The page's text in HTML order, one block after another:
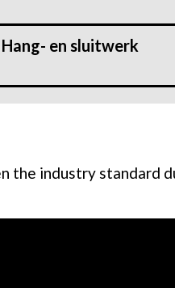
Hang- en sluitwerk
the industry standard